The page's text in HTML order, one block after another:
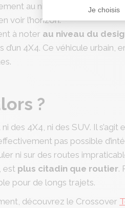
au niveau de la
voir l’horizon.
à noter au niveau du
4X4. Ce véhicule urbain,
?
des 4X4, ni des SUV. Il s’agit
pas possible
ni sur des routes
est plus citadin que routier.
pour de longs trajets.
découvrez le Crossover
Je choisis